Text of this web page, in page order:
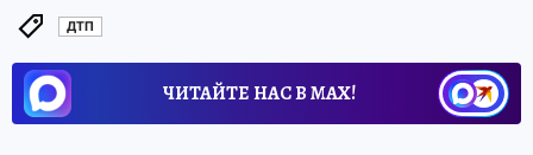
ДТП
ЧИТАЙТЕ НАС В МАХ!